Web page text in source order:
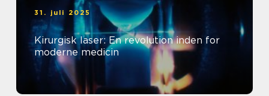
31. juli 2025
Kirurgisk laser: En revolution inden for
moderne medicin